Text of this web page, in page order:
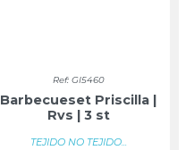
Ref: GI5460
Barbecueset Priscilla |
Rvs | 3 st
TEJIDO NO TEJIDO...